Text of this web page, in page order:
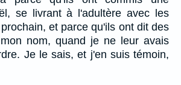
se livrant à l'adultère avec les
et parce qu'ils ont dit des
nom, quand je ne leur avais
Je le sais, et j'en suis témoin,